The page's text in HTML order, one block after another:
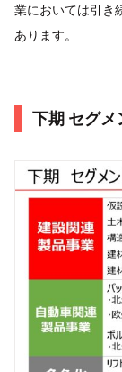
業においては引き
あります。
下期 セグメ